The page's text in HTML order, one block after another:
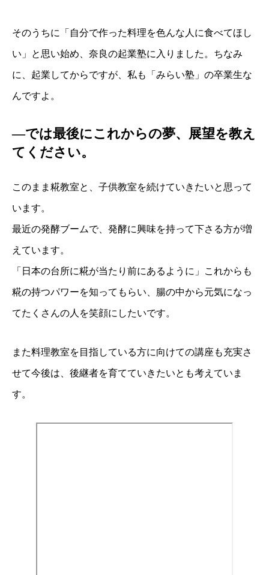
そのうちに「自分で作った料理を色んな人に食べてほし
い」と思い始め、奈良の起業塾に入りました。ちなみ
に、起業してからですが、私も「みらい塾」の卒業生な
んですよ。
―では最後にこれからの夢、展望を教え
てください。
このまま糀教室と、子供教室を続けていきたいと思って
います。
最近の発酵ブームで、発酵に興味を持って下さる方が増
えています。
「日本の台所に糀が当たり前にあるように」これからも
糀の持つパワーを知ってもらい、腸の中から元気になっ
てたくさんの人を笑顔にしたいです。
また料理教室を目指している方に向けての講座も充実さ
せて今後は、後継者を育てていきたいとも考えていま
す。